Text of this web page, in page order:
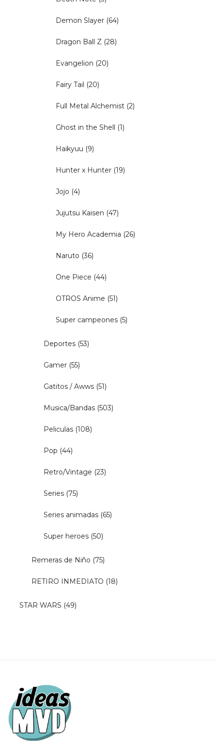
Demon Slayer (64)
Dragon Ball Z (28)
Evangelion (20)
Fairy Tail (20)
Full Metal Alchemist (2)
Ghost in the Shell (1)
Haikyuu (9)
Hunter x Hunter (19)
Jojo (4)
Jujutsu Kaisen (47)
My Hero Academia (26)
Naruto (36)
One Piece (44)
OTROS Anime (51)
Super campeones (5)
Deportes (53)
Gamer (55)
Gatitos / Awws (51)
Musica/Bandas (503)
Peliculas (108)
Pop (44)
Retro/Vintage (23)
Series (75)
Series animadas (65)
Super heroes (50)
Remeras de Niño (75)
RETIRO INMEDIATO (18)
STAR WARS (49)